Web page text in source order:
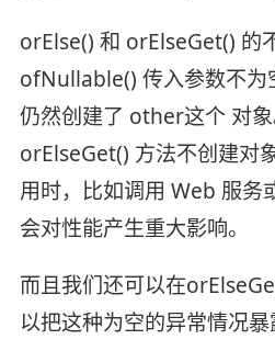
orElse() 和 orElseGet() 的
ofNullable() 传入参数不为
仍然创建了 other这个 对象
orElseGet() 方法不创建对
用时，比如调用 Web 服务
会对性能产生重大影响。
而且我们还可以在
以把这种为空的异常情况暴